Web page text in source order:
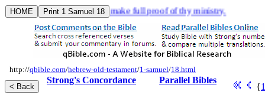
work of an evangelist, make full proof of thy ministry.
http://qbible.com/hebrew-old-testament/1-samuel/18.html
Strong's Concordance Parallel Bibles
{